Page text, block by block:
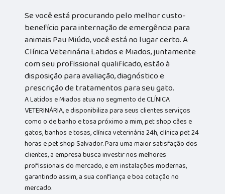
Se você está procurando pelo melhor custo-
benefício para internação de emergência para
animais Pau Miúdo, você está no lugar certo. A
Clínica Veterinária Latidos e Miados, juntamente
com seu profissional qualificado, estão à
disposição para avaliação, diagnóstico e
prescrição de tratamentos para seu gato.
A Latidos e Miados atua no segmento de CLÍNICA
VETERINÁRIA, e disponibiliza para seus clientes serviços
como o de banho e tosa próximo a mim, pet shop cães e
gatos, banhos e tosas, clínica veterinária 24h, clínica pet 24
horas e pet shop Salvador. Para uma maior satisfação dos
clientes, a empresa busca investir nos melhores
profissionais do mercado, e em instalações modernas,
garantindo assim, a sua confiança e boa cotação no
mercado.